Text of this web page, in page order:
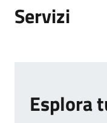
Servizi
Esplora